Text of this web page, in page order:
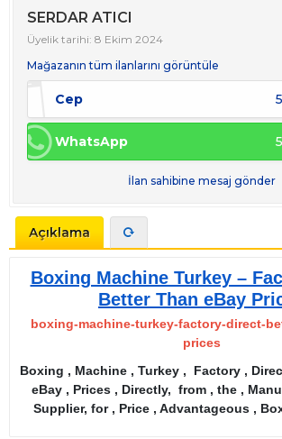
SERDAR ATICI
Üyelik tarihi: 8 Ekim 2024
Mağazanın tüm ilanlarını görüntüle
Cep
WhatsApp
İlan sahibine mesaj gönder
Açıklama
Boxing Machine Turkey –
Better Than eBay
boxing-machine-turkey-factory-direct-
prices
Boxing , Machine , Turkey , Factory ,
eBay , Prices , Directly, from , the ,
Supplier, for , Price , Advantageous ,